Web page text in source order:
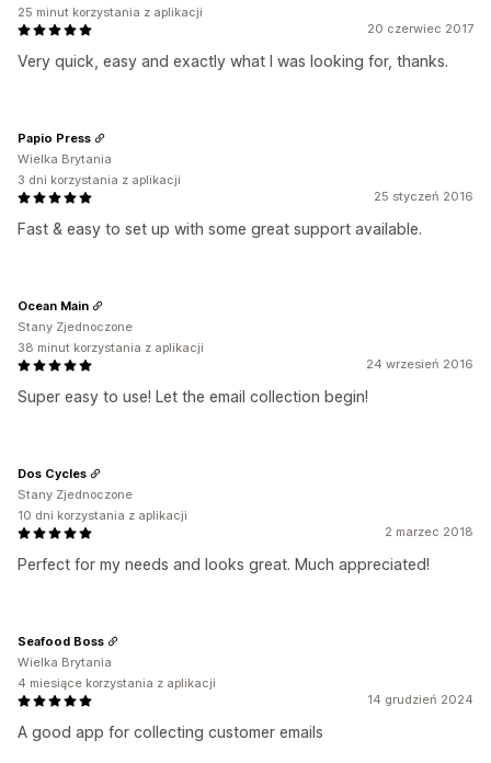
20 czerwiec 2017
Very quick, easy and exactly what I was looking for, thanks.
25 minut korzystania z aplikacji
25 styczeń 2016
Fast & easy to set up with some great support available.
Papio Press
Wielka Brytania
3 dni korzystania z aplikacji
24 wrzesień 2016
Super easy to use! Let the email collection begin!
Ocean Main
Stany Zjednoczone
38 minut korzystania z aplikacji
2 marzec 2018
Perfect for my needs and looks great. Much appreciated!
Dos Cycles
Stany Zjednoczone
10 dni korzystania z aplikacji
14 grudzień 2024
A good app for collecting customer emails
Seafood Boss
Wielka Brytania
4 miesiące korzystania z aplikacji